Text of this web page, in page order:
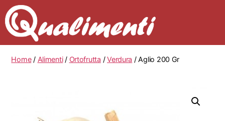
Home/ Alimenti/ Ortofrutta /Verdura / Aglio 200 Gr